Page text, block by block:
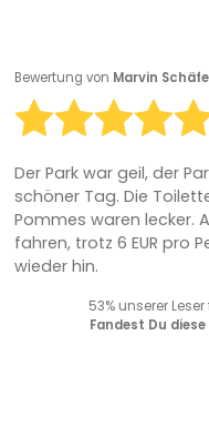
Bewertung von Marvin
Der Park war geil, der
schöner Tag. Die
Pommes waren lecker.
fahren, trotz 6 EUR pro
wieder hin.
53% unserer
Fandest Du